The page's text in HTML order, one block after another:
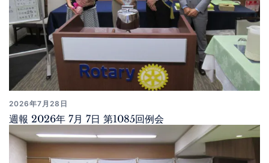
2026年7月28日
週報 2026年 7月 7日 第1085回例会